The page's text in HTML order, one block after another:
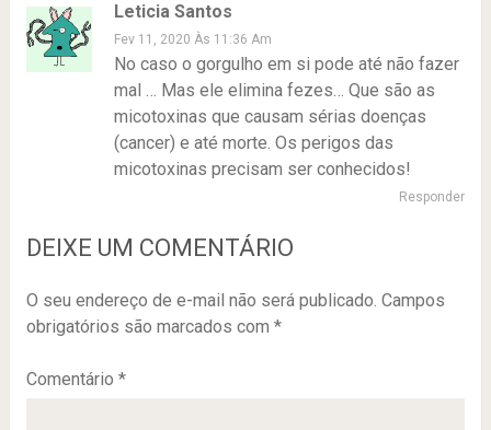
Leticia Santos
Fev 11, 2020 Às 11:36 Am
No caso o gorgulho em si pode até não fazer
mal … Mas ele elimina fezes… Que são as
micotoxinas que causam sérias doenças
(cancer) e até morte. Os perigos das
micotoxinas precisam ser conhecidos!
Responder
DEIXE UM COMENTÁRIO
O seu endereço de e-mail não será publicado. Campos
obrigatórios são marcados com *
Comentário *